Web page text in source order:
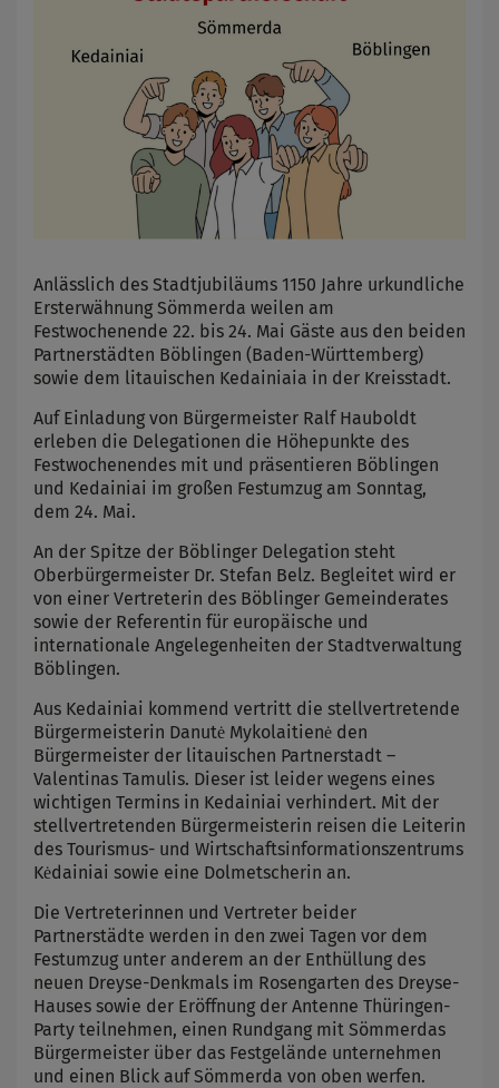
Anlässlich des Stadtjubiläums 1150 Jahre urkundliche
Ersterwähnung Sömmerda weilen am
Festwochenende 22. bis 24. Mai Gäste aus den beiden
Partnerstädten Böblingen (Baden-Württemberg)
sowie dem litauischen Kedainiaia in der Kreisstadt.
Auf Einladung von Bürgermeister Ralf Hauboldt
erleben die Delegationen die Höhepunkte des
Festwochenendes mit und präsentieren Böblingen
und Kedainiai im großen Festumzug am Sonntag,
dem 24. Mai.
An der Spitze der Böblinger Delegation steht
Oberbürgermeister Dr. Stefan Belz. Begleitet wird er
von einer Vertreterin des Böblinger Gemeinderates
sowie der Referentin für europäische und
internationale Angelegenheiten der Stadtverwaltung
Böblingen.
Aus Kedainiai kommend vertritt die stellvertretende
Bürgermeisterin Danutė Mykolaitienė den
Bürgermeister der litauischen Partnerstadt –
Valentinas Tamulis. Dieser ist leider wegens eines
wichtigen Termins in Kedainiai verhindert. Mit der
stellvertretenden Bürgermeisterin reisen die Leiterin
des Tourismus- und Wirtschaftsinformationszentrums
Kėdainiai sowie eine Dolmetscherin an.
Die Vertreterinnen und Vertreter beider
Partnerstädte werden in den zwei Tagen vor dem
Festumzug unter anderem an der Enthüllung des
neuen Dreyse-Denkmals im Rosengarten des Dreyse-
Hauses sowie der Eröffnung der Antenne Thüringen-
Party teilnehmen, einen Rundgang mit Sömmerdas
Bürgermeister über das Festgelände unternehmen
und einen Blick auf Sömmerda von oben werfen.